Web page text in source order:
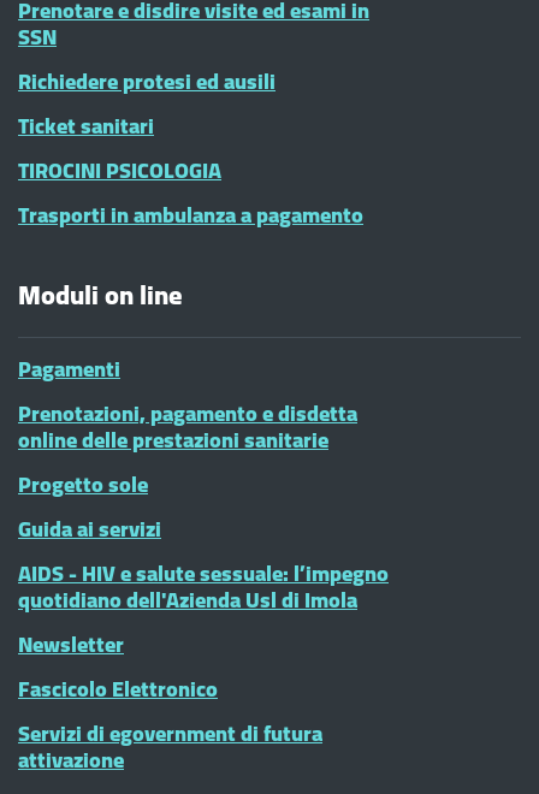
Prenotare e disdire visite ed esami in
SSN
Richiedere protesi ed ausili
Ticket sanitari
TIROCINI PSICOLOGIA
Trasporti in ambulanza a pagamento
Moduli on line
Pagamenti
Prenotazioni, pagamento e disdetta
online delle prestazioni sanitarie
Progetto sole
Guida ai servizi
AIDS - HIV e salute sessuale: l’impegno
quotidiano dell'Azienda Usl di Imola
Newsletter
Fascicolo Elettronico
Servizi di egovernment di futura
attivazione